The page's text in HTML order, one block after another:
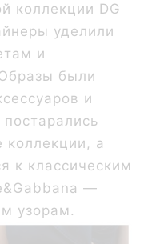
коллекции DG
уделили
и
были
и
коллекции, а
к классическим
—
узорам.